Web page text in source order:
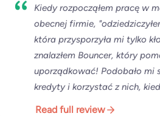
Kiedy rozpocząłem pracę w
obecnej firmie,
która przysporzyła mi tylko
znalazłem Bouncer, który
uporządkować! Podobało mi
kredyty i korzystać z nich,
Read full review